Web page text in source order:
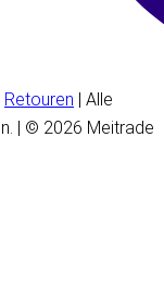
Retouren | Alle
| © 2026 Meitrade